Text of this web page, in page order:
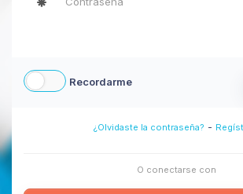
Recordarme
¿Olvidaste la contraseña? -
O conectarse con